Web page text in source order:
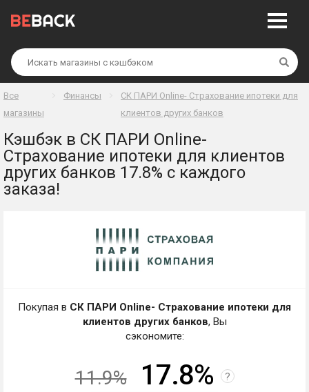
Все
магазины
Финансы
СК ПАРИ Online- Страхование ипотеки для
клиентов других банков
Кэшбэк в СК ПАРИ Online-
Страхование ипотеки для клиентов
других банков 17.8% с каждого
заказа!
Покупая в СК ПАРИ Online- Страхование ипотеки для
клиентов других банков, Вы
сэкономите:
11.9% 17.8% ?